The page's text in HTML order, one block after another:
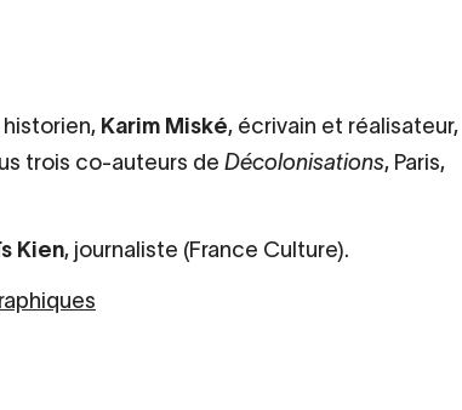
historien, Karim Miské, écrivain et réalisateur,
trois co-auteurs de Décolonisations, Paris,
Kien, journaliste (France Culture).